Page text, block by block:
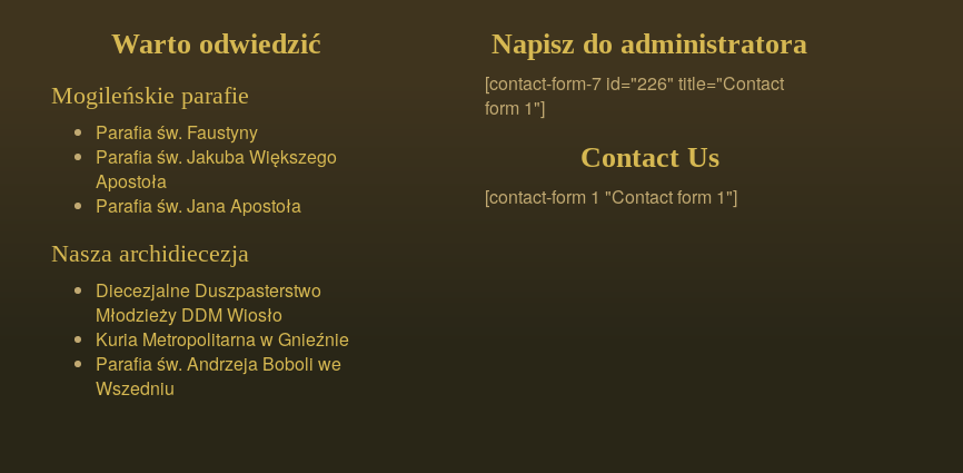
Warto odwiedzić
Mogileńskie parafie
Parafia św. Faustyny
Parafia św. Jakuba Większego
Apostoła
Parafia św. Jana Apostoła
Nasza archidiecezja
Diecezjalne Duszpasterstwo
Młodzieży DDM Wiosło
Kuria Metropolitarna w Gnieźnie
Parafia św. Andrzeja Boboli we
Wszedniu
Napisz do administratora
[contact-form-7 id="226" title="Contact
form 1"]
Contact Us
[contact-form 1 "Contact form 1"]